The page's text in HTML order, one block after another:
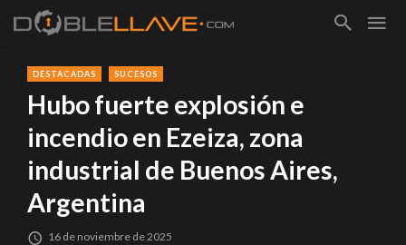
DESTACADAS SUCESOS
Hubo fuerte explosión e
incendio en Ezeiza, zona
industrial de Buenos Aires,
Argentina
16 de noviembre de 2025